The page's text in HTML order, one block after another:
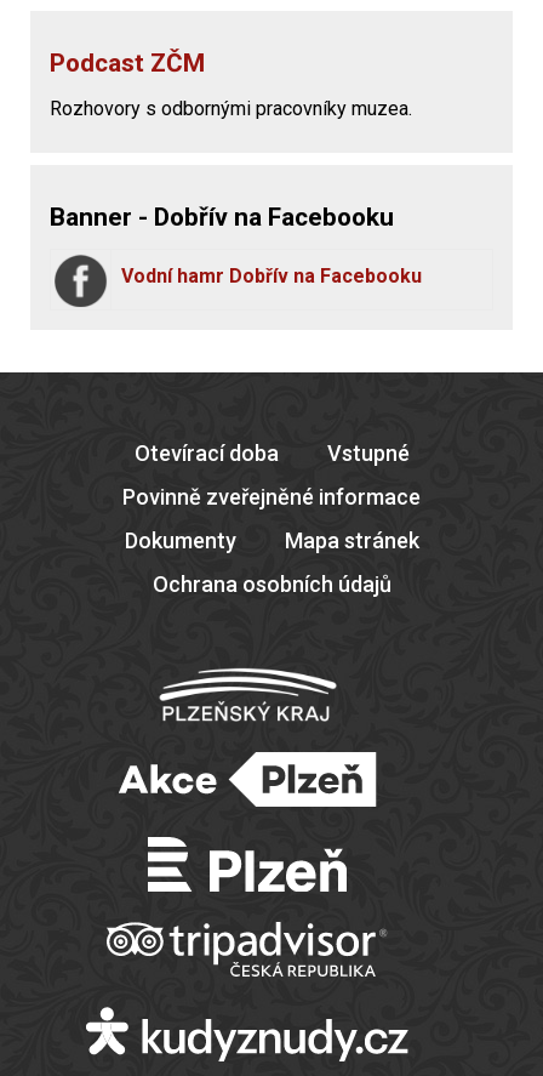
Podcast ZČM
Rozhovory s odbornými pracovníky muzea.
Banner - Dobřív na Facebooku
Vodní hamr Dobřív na Facebooku
Otevírací doba
Vstupné
Povinně zveřejněné informace
Dokumenty
Mapa stránek
Ochrana osobních údajů